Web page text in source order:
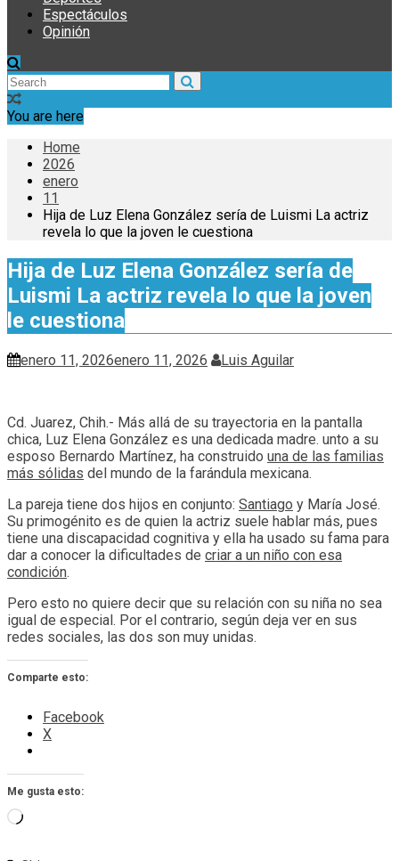
Espectáculos
Opinión
You are here
Home
2026
enero
11
Hija de Luz Elena González sería de Luismi La actriz
revela lo que la joven le cuestiona
Hija de Luz Elena González sería de
Luismi La actriz revela lo que la joven
le cuestiona
enero 11, 2026enero 11, 2026 Luis Aguilar
Cd. Juarez, Chih.- Más allá de su trayectoria en la pantalla
chica, Luz Elena González es una dedicada madre. unto a su
esposo Bernardo Martínez, ha construido una de las familias
más sólidas del mundo de la farándula mexicana.
La pareja tiene dos hijos en conjunto: Santiago y María José.
Su primogénito es de quien la actriz suele hablar más, pues
tiene una discapacidad cognitiva y ella ha usado su fama para
dar a conocer la dificultades de criar a un niño con esa
condición.
Pero esto no quiere decir que su relación con su niña no sea
igual de especial. Por el contrario, según deja ver en sus
redes sociales, las dos son muy unidas.
Comparte esto:
Facebook
X
Me gusta esto:
Cargando...